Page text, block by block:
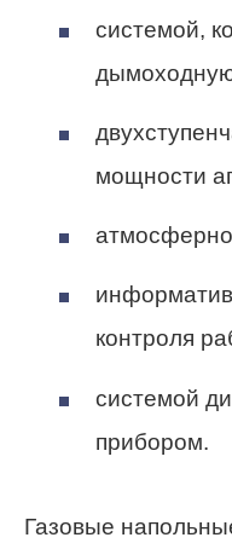
системой,
дымоходную
мощности
контроля
системой
прибором.
Газовые